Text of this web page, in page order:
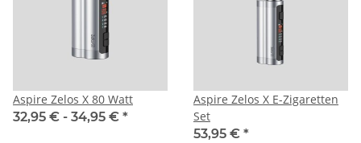
Aspire Zelos X 80 Watt
32,95 € - 34,95 € *
Aspire Zelos X E-Zigaretten
Set
53,95 € *